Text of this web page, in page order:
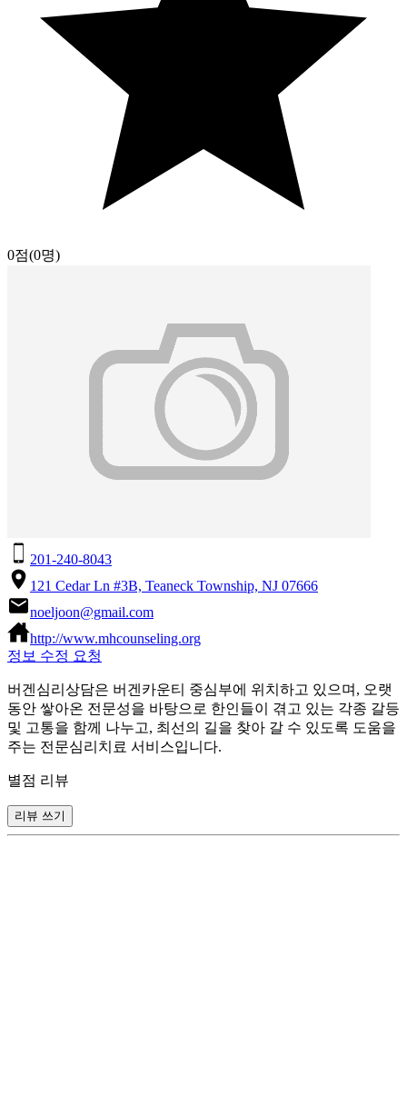
0점(0명)
201-240-8043
121 Cedar Ln #3B, Teaneck Township, NJ 07666
noeljoon@gmail.com
http://www.mhcounseling.org
정보 수정 요청
버겐심리상담은 버겐카운티 중심부에 위치하고 있으며, 오랫
동안 쌓아온 전문성을 바탕으로 한인들이 겪고 있는 각종 갈등
및 고통을 함께 나누고, 최선의 길을 찾아 갈 수 있도록 도움을
주는 전문심리치료 서비스입니다.
별점 리뷰
리뷰 쓰기